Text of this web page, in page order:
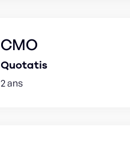
CMO
Quotatis
2 ans